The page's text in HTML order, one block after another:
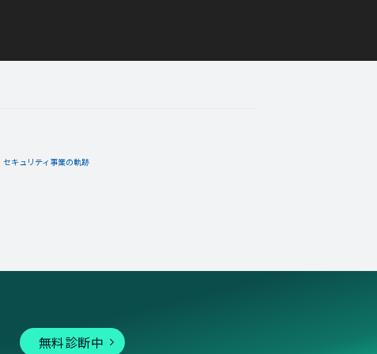
セキュリティ事業の軌跡
無料診断中